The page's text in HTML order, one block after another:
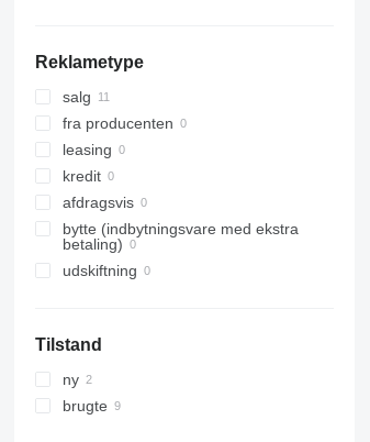
Reklametype
salg
fra producenten
leasing
kredit
afdragsvis
bytte (indbytningsvare med ekstra
betaling)
udskiftning
Tilstand
ny
brugte